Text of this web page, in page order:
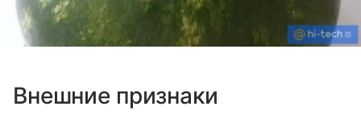
Внешние признаки